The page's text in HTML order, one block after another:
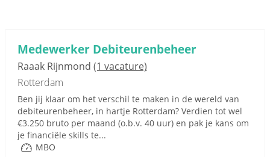
Medewerker Debiteurenbeheer
Raaak Rijnmond (1 vacature)
Rotterdam
Ben jij klaar om het verschil te maken in de wereld van
debiteurenbeheer, in hartje Rotterdam? Verdien tot wel
€3.250 bruto per maand (o.b.v. 40 uur) en pak je kans om
je financiële skills te...
MBO